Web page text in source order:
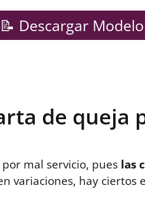
📝 Descargar Modelo
de queja
mal servicio, pues las
variaciones, hay ciertos